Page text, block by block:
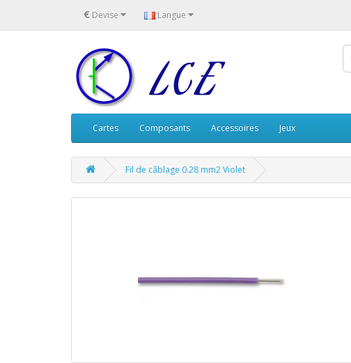
€ Devise Langue
Cartes Composants Accessoires Jeux
Fil de câblage 0.28 mm2 Violet